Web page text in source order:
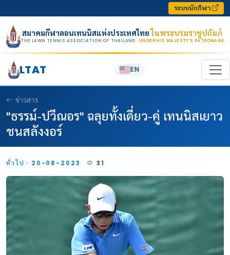
ระบบนักกีฬา
สมาคมกีฬาลอนเทนนิสแห่งประเทศไทยในพระบรมราชูปถัมภ์
THE LAWN TENNIS ASSOCIATION OF THAILAND · UNDER HIS MAJESTY’S PATRONAGE
LTAT EN
ข่าวสาร
"ธรรม์-ปวีณอร" ฉลุยทั้งเดี่ยว-คู่ เทนนิสเยาว
ชนสลังงอร์
ทั่วไป · 20-08-2023 31